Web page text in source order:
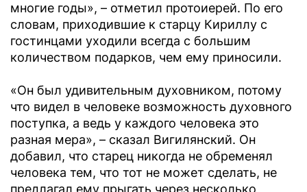
многие годы», – отметил протоиерей. По его
словам, приходившие к старцу Кириллу с
гостинцами уходили всегда с большим
количеством подарков, чем ему приносили.
«Он был удивительным духовником, потому
что видел в человеке возможность духовного
поступка, а ведь у каждого человека это
разная мера», – сказал Вигилянский. Он
добавил, что старец никогда не обременял
человека тем, что тот не может сделать, не
предлагал ему прыгать через несколько